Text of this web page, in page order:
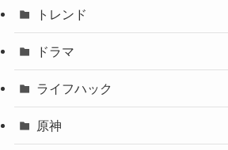
トレンド
ドラマ
ライフハック
原神